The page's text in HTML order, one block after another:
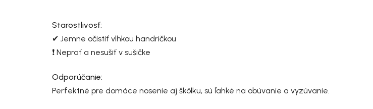
Starostlivosť:
✔ Jemne očistiť vlhkou handričkou
❗ Neprať a nesušiť v sušičke
Odporúčanie:
Perfektné pre domáce nosenie aj škôlku, sú ľahké na obúvanie a vyzúvanie.